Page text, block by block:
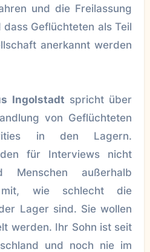
und die Freilassung
Geflüchteten als Teil
anerkannt werden
Ingolstadt spricht über
von Geflüchteten
in den Lagern.
für Interviews nicht
Menschen außerhalb
mit, wie schlecht die
Lager sind. Sie wollen
werden. Ihr Sohn ist seit
und noch nie im